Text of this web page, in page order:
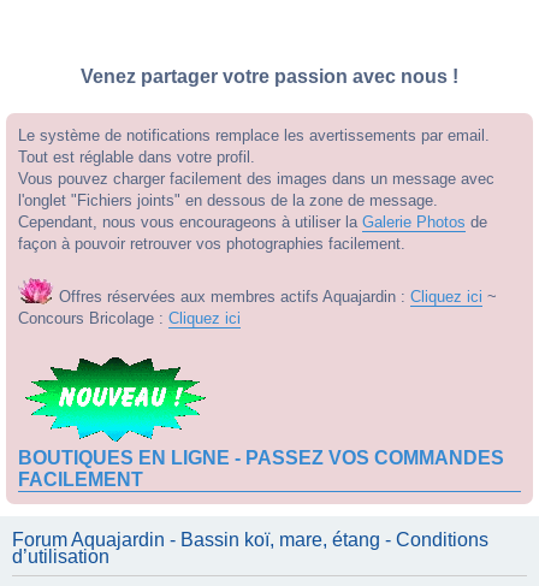
Venez partager votre passion avec nous !
Le système de notifications remplace les avertissements par email.
Tout est réglable dans votre profil.
Vous pouvez charger facilement des images dans un message avec
l'onglet "Fichiers joints" en dessous de la zone de message.
Cependant, nous vous encourageons à utiliser la Galerie Photos de
façon à pouvoir retrouver vos photographies facilement.
Offres réservées aux membres actifs Aquajardin : Cliquez ici ~
Concours Bricolage : Cliquez ici
BOUTIQUES EN LIGNE - PASSEZ VOS COMMANDES
FACILEMENT
Forum Aquajardin - Bassin koï, mare, étang - Conditions
d’utilisation